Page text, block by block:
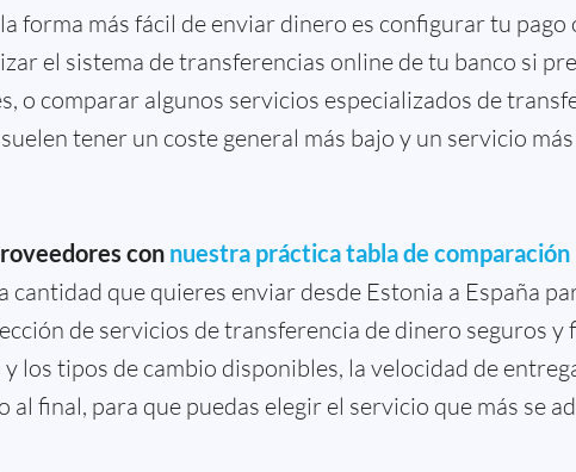
forma más fácil de enviar dinero es configurar tu pago
el sistema de transferencias online de tu banco si
o comparar algunos servicios especializados de
tener un coste general más bajo y un servicio
con nuestra práctica tabla de comparación
cantidad que quieres enviar desde Estonia a España
de servicios de transferencia de dinero seguros y
los tipos de cambio disponibles, la velocidad de
al final, para que puedas elegir el servicio que más se